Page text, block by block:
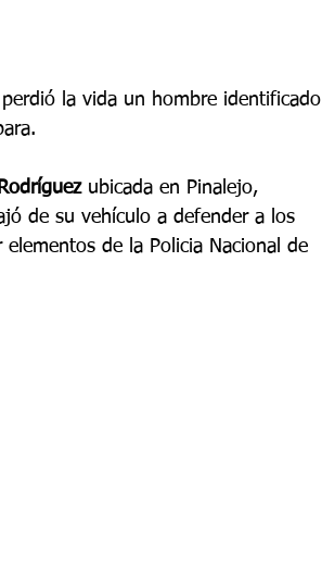
la vida un hombre identificado
ubicada en Pinalejo,
de su vehículo a defender a los
de la Policia Nacional de